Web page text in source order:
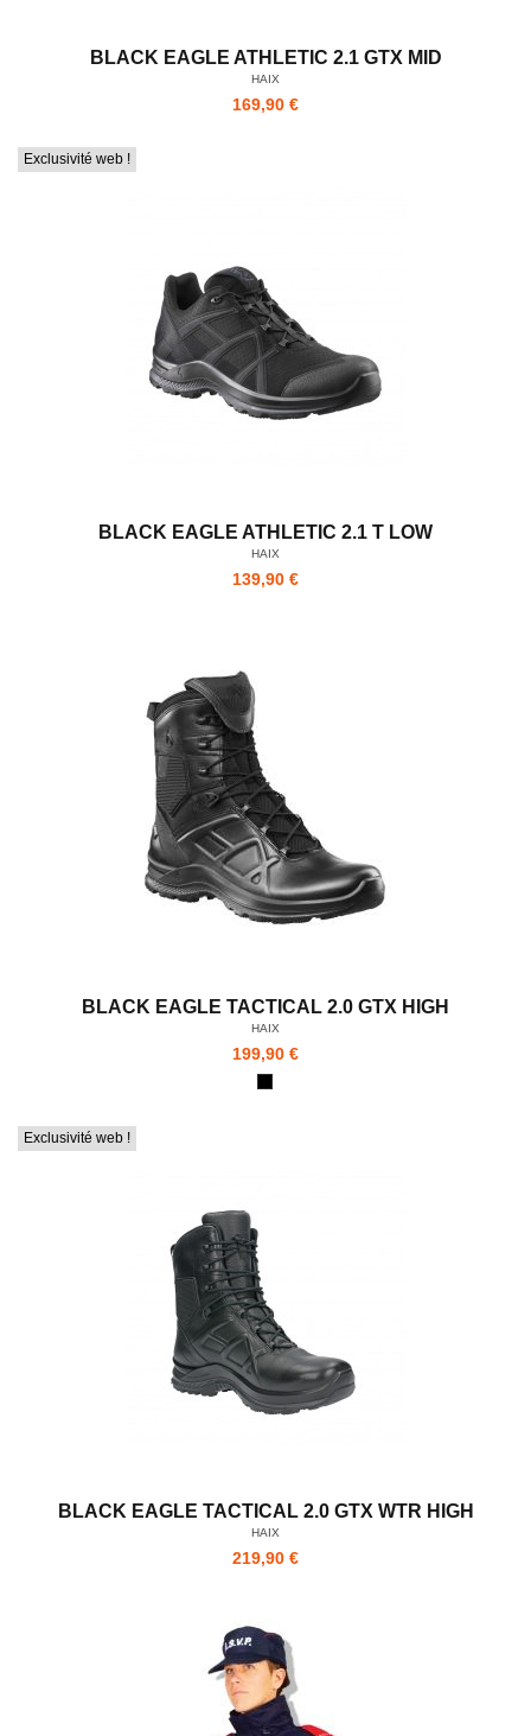
BLACK EAGLE ATHLETIC 2.1 GTX MID
HAIX
169,90 €
Exclusivité web !
BLACK EAGLE ATHLETIC 2.1 T LOW
HAIX
139,90 €
BLACK EAGLE TACTICAL 2.0 GTX HIGH
HAIX
199,90 €
Exclusivité web !
BLACK EAGLE TACTICAL 2.0 GTX WTR HIGH
HAIX
219,90 €